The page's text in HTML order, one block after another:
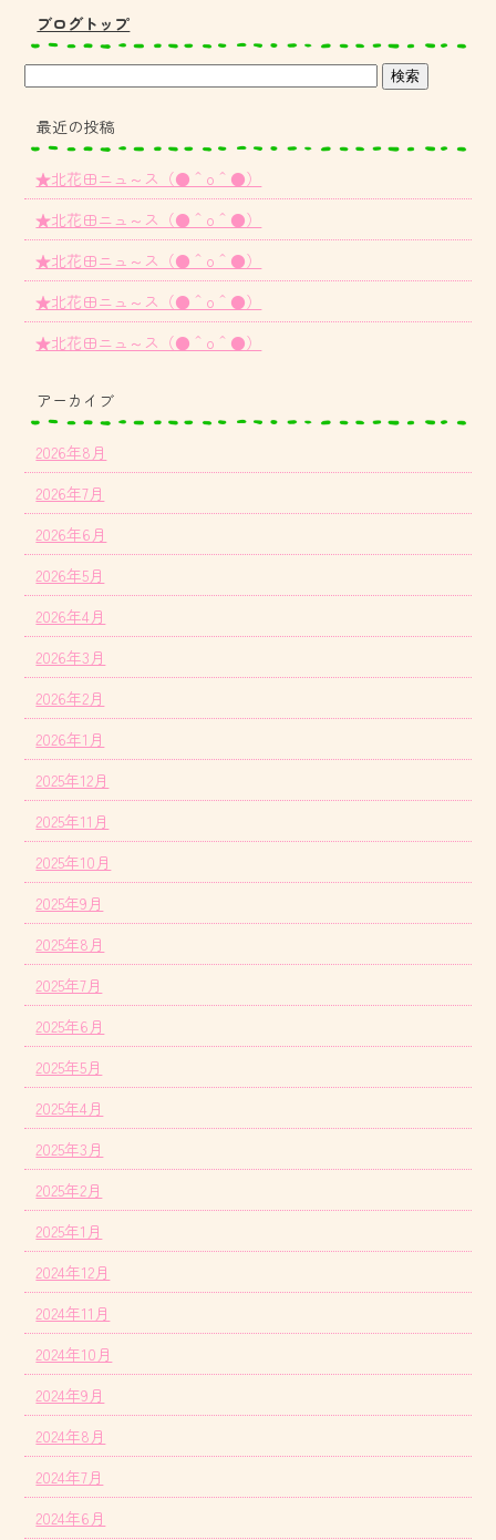
ブログトップ
最近の投稿
★北花田ニュ～ス（●＾o＾●）
★北花田ニュ～ス（●＾o＾●）
★北花田ニュ～ス（●＾o＾●）
★北花田ニュ～ス（●＾o＾●）
★北花田ニュ～ス（●＾o＾●）
アーカイブ
2026年8月
2026年7月
2026年6月
2026年5月
2026年4月
2026年3月
2026年2月
2026年1月
2025年12月
2025年11月
2025年10月
2025年9月
2025年8月
2025年7月
2025年6月
2025年5月
2025年4月
2025年3月
2025年2月
2025年1月
2024年12月
2024年11月
2024年10月
2024年9月
2024年8月
2024年7月
2024年6月